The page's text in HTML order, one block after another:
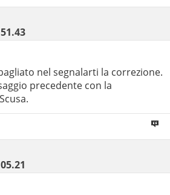
nel segnalarti la correzione.
precedente con la